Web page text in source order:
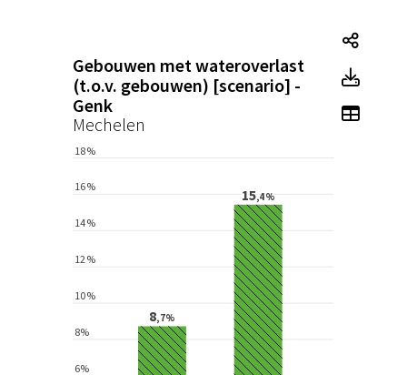
Gebouwen met wateroverlast
(t.o.v. gebouwen) [scenario] -
Genk
Mechelen
Toon